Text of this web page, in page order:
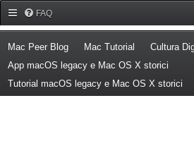
FAQ
Mac Peer Blog(Opens a new tab)
Mac Tutorial (Opens a new
Cultura
App macOS legacy e Mac OS X storici
Tutorial macOS legacy e Mac OS X storici